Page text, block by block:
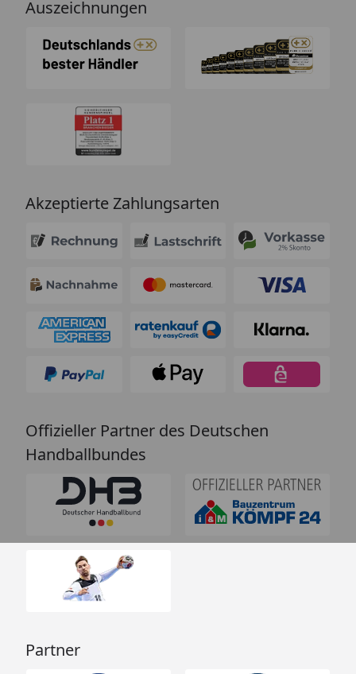
Auszeichnungen
Akzeptierte Zahlungsarten
Offizieller Partner des Deutschen
Handballbundes
Partner